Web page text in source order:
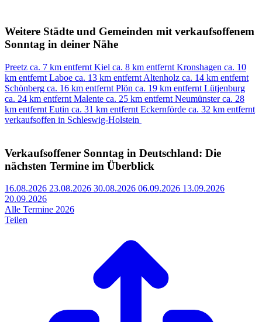
Weitere Städte und Gemeinden mit verkaufsoffenem
Sonntag in deiner Nähe
Preetz ca. 7 km entfernt Kiel ca. 8 km entfernt Kronshagen ca. 10
km entfernt Laboe ca. 13 km entfernt Altenholz ca. 14 km entfernt
Schönberg ca. 16 km entfernt Plön ca. 19 km entfernt Lütjenburg
ca. 24 km entfernt Malente ca. 25 km entfernt Neumünster ca. 28
km entfernt Eutin ca. 31 km entfernt Eckernförde ca. 32 km entfernt
verkaufsoffen in Schleswig-Holstein
Verkaufsoffener Sonntag in Deutschland: Die
nächsten Termine im Überblick
16.08.2026 23.08.2026 30.08.2026 06.09.2026 13.09.2026
20.09.2026
Alle Termine 2026
Teilen